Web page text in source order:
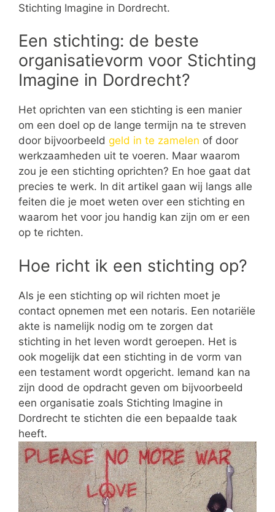
Stichting Imagine in Dordrecht.
Een stichting: de beste
organisatievorm voor Stichting
Imagine in Dordrecht?
Het oprichten van een stichting is een manier
om een doel op de lange termijn na te streven
door bijvoorbeeld geld in te zamelen of door
werkzaamheden uit te voeren. Maar waarom
zou je een stichting oprichten? En hoe gaat dat
precies te werk. In dit artikel gaan wij langs alle
feiten die je moet weten over een stichting en
waarom het voor jou handig kan zijn om er een
op te richten.
Hoe richt ik een stichting op?
Als je een stichting op wil richten moet je
contact opnemen met een notaris. Een notariële
akte is namelijk nodig om te zorgen dat
stichting in het leven wordt geroepen. Het is
ook mogelijk dat een stichting in de vorm van
een testament wordt opgericht. Iemand kan na
zijn dood de opdracht geven om bijvoorbeeld
een organisatie zoals Stichting Imagine in
Dordrecht te stichten die een bepaalde taak
heeft.